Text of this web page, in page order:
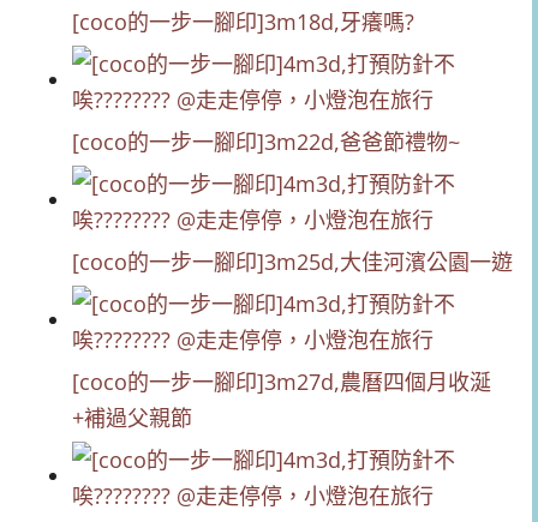
[coco的一步一腳印]3m18d,牙癢嗎?
[coco的一步一腳印]3m22d,爸爸節禮物~
[coco的一步一腳印]3m25d,大佳河濱公園一遊
[coco的一步一腳印]3m27d,農曆四個月收涎
+補過父親節